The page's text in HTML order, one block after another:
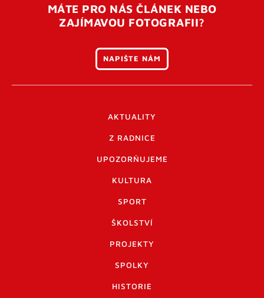
otevření tohoto odkazu se váš účet ověří a můžete se
přihlásit. Nezapomeňte zkontrolovat složku SPAM ve
MÁTE PRO NÁS ČLÁNEK NEBO
ZAJÍMAVOU FOTOGRAFII?
NAPIŠTE NÁM
AKTUALITY
Z RADNICE
UPOZORŇUJEME
KULTURA
SPORT
ŠKOLSTVÍ
PROJEKTY
SPOLKY
HISTORIE